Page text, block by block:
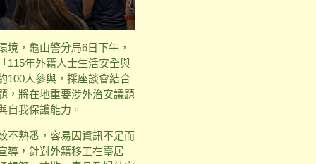
，龜山警分局6日下午，
115年外籍人士生活安全與
100人參與，採座談會結合
，將在地重要涉外治安議題
自我保護能力。
不熟悉，容易因資訊不足而
導，針對外籍移工在臺居